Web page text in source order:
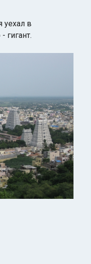
уехал в
гигант.